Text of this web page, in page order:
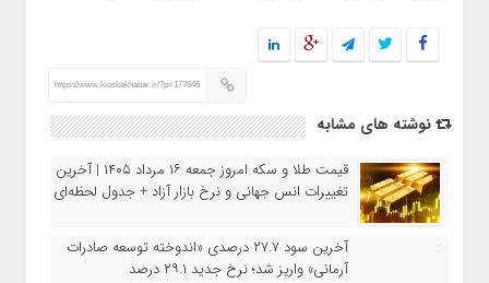
https://www.kioskekhabar.ir/?p=177646
نوشته های مشابه
قیمت طلا و سکه امروز جمعه ۱۶ مرداد ۱۴۰۵ | آخرین
تغییرات انس جهانی و نرخ بازار آزاد + جدول لحظه‌ای
آخرین سود ۲۷.۷ درصدی «اندوخته توسعه صادرات
آرمانی» واریز شد؛ نرخ جدید ۲۹.۱ درصد